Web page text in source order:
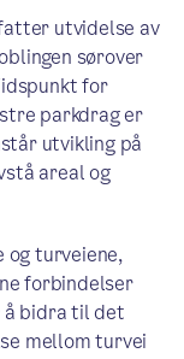
utvidelse av
sørover
for
parkdrag er
utvikling på
areal og
og turveiene,
forbindelser
å bidra til det
mellom turvei